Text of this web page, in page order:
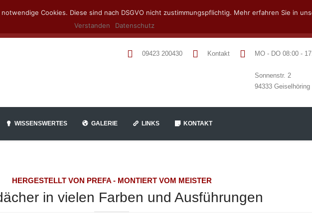
09423 200430 Kontakt MO - DO 08:00 -
Sonnenstr. 2
94333 Geiselhöring
WISSENSWERTES GALERIE LINKS KONTAKT
HERGESTELLT VON PREFA - MONTIERT VOM MEISTER
in vielen Farben und Ausführungen
Cookies. Diese sind nach DSGVO nicht zustimmungspflichtig. Mehr erfahren Sie in
Verstanden
Datenschutz